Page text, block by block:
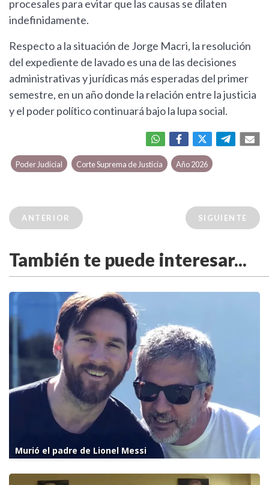
procesales para evitar que las causas se dilaten
indefinidamente.
Respecto a la situación de Jorge Macri, la resolución
del expediente de lavado es una de las decisiones
administrativas y jurídicas más esperadas del primer
semestre, en un año donde la relación entre la justicia
y el poder político continuará bajo la lupa social.
Poder Judicial Corte Suprema de Justicia Año 2026
ANTERIOR SIGUIENTE
También te puede interesar...
Murió el padre de Lionel Messi